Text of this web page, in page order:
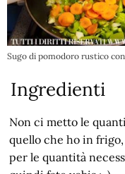
Sugo di pomodoro rustico
Ingredienti
Non ci metto le
quello che ho in
per le quantità